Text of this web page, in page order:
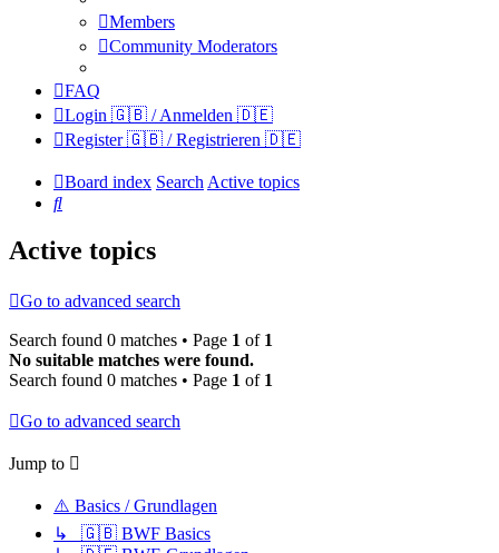
Members
Community Moderators
FAQ
Login 🇬🇧 / Anmelden 🇩🇪
Register 🇬🇧 / Registrieren 🇩🇪
Board index SearchActive topics
Search
Active topics
Go to advanced search
Search found 0 matches • Page 1 of 1
No suitable matches were found.
Search found 0 matches • Page 1 of 1
Go to advanced search
Jump to
⚠️ Basics / Grundlagen
↳ 🇬🇧 BWF Basics